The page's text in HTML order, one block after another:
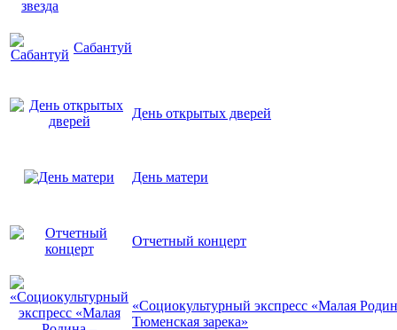
Сабантуй
День открытых дверей
День матери
Отчетный концерт
«Социокультурный экспресс «Малая
Тюменская зарека»